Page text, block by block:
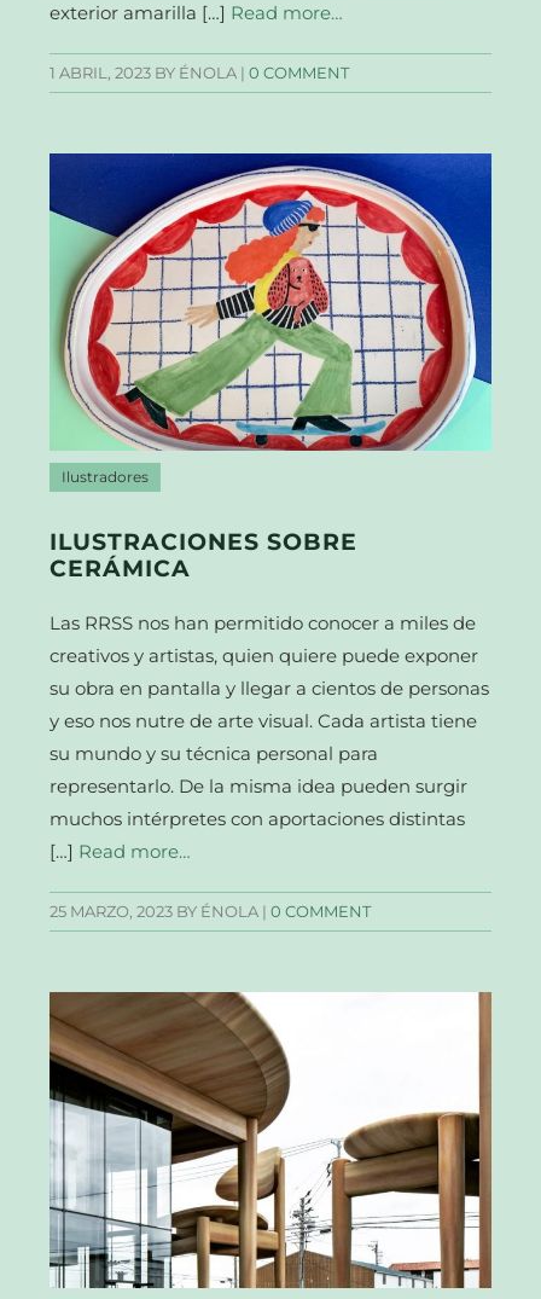
exterior amarilla […] Read more…
1 ABRIL, 2023 BY ÉNOLA |0 COMMENT
Ilustradores
ILUSTRACIONES SOBRE
CERÁMICA
Las RRSS nos han permitido conocer a miles de
creativos y artistas, quien quiere puede exponer
su obra en pantalla y llegar a cientos de personas
y eso nos nutre de arte visual. Cada artista tiene
su mundo y su técnica personal para
representarlo. De la misma idea pueden surgir
muchos intérpretes con aportaciones distintas
[…] Read more…
25 MARZO, 2023 BY ÉNOLA |0 COMMENT